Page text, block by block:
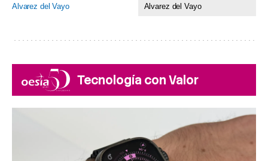
Alvarez del Vayo Alvarez del Vayo
Tecnología con Valor